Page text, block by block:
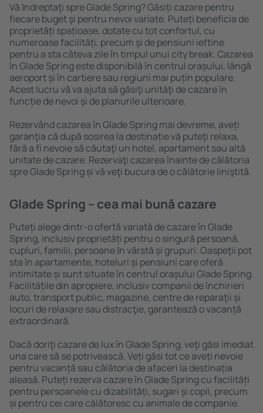
Vă ȋndreptaţi spre Glade Spring? Găsiți cazare pentru
fiecare buget şi pentru nevoi variate. Puteți beneficia de
proprietăți spațioase, dotate cu tot confortul, cu
numeroase facilități, precum și de pensiuni ieftine
pentru a sta câteva zile în timpul unui city break. Cazarea
în Glade Spring este disponibilă în centrul orașului, lângă
aeroport și în cartiere sau regiuni mai puțin populare.
Acest lucru vă va ajuta să găsiţi unităţi de cazare în
funcție de nevoi și de planurile ulterioare.
Rezervând cazarea în Glade Spring mai devreme, aveți
garanţia că după sosirea la destinație vă puteţi relaxa,
fără a fi nevoie să căutaţi un hotel, apartament sau altă
unitate de cazare. Rezervaţi cazarea înainte de călătoria
spre Glade Spring și vă veţi bucura de o călătorie liniştită.
Glade Spring – cea mai bună cazare
Puteți alege dintr-o ofertă variată de cazare în Glade
Spring, inclusiv proprietăți pentru o singură persoană,
cupluri, familii, persoane ȋn vârstă și grupuri. Oaspeţii pot
sta în apartamente, hoteluri și pensiuni care oferă
intimitate și sunt situate în centrul orașului Glade Spring.
Facilitățile din apropiere, inclusiv companii de închirieri
auto, transport public, magazine, centre de reparaţii și
locuri de relaxare sau distracţie, garantează o vacanță
extraordinară.
Dacă doriţi cazare de lux în Glade Spring, veţi găsi imediat
una care să se potrivească. Veți găsi tot ce aveți nevoie
pentru vacanță sau călătoria de afaceri la destinația
aleasă. Puteți rezerva cazare în Glade Spring cu facilități
pentru persoanele cu dizabilități, sugari și copii, precum
și pentru cei care călătoresc cu animale de companie.